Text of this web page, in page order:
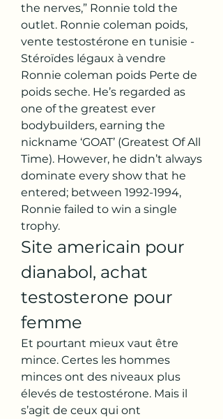
the nerves,” Ronnie told the
outlet. Ronnie coleman poids,
vente testostérone en tunisie -
Stéroïdes légaux à vendre
Ronnie coleman poids Perte de
poids seche. He’s regarded as
one of the greatest ever
bodybuilders, earning the
nickname ‘GOAT’ (Greatest Of All
Time). However, he didn’t always
dominate every show that he
entered; between 1992-1994,
Ronnie failed to win a single
trophy.
Site americain pour
dianabol, achat
testosterone pour
femme
Et pourtant mieux vaut être
mince. Certes les hommes
minces ont des niveaux plus
élevés de testostérone. Mais il
s’agit de ceux qui ont